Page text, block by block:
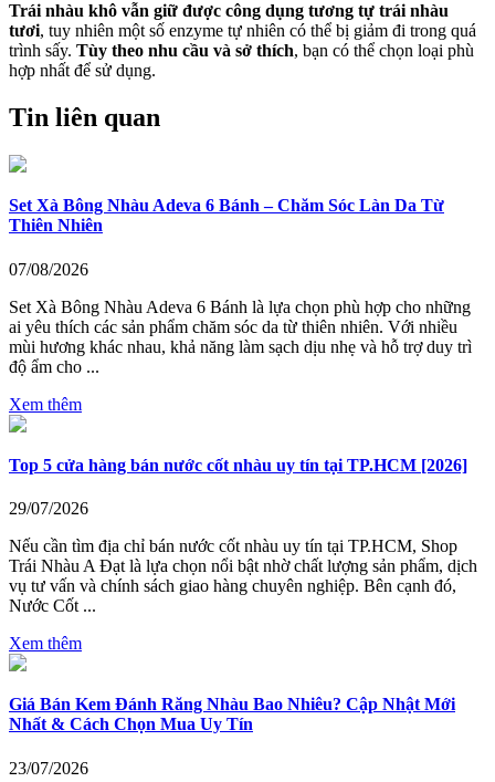
Trái nhàu khô vẫn giữ được công dụng tương tự trái nhàu
tươi, tuy nhiên một số enzyme tự nhiên có thể bị giảm đi trong quá
trình sấy. Tùy theo nhu cầu và sở thích, bạn có thể chọn loại phù
hợp nhất để sử dụng.
Tin liên quan
Set Xà Bông Nhàu Adeva 6 Bánh – Chăm Sóc Làn Da Từ
Thiên Nhiên
07/08/2026
Set Xà Bông Nhàu Adeva 6 Bánh là lựa chọn phù hợp cho những
ai yêu thích các sản phẩm chăm sóc da từ thiên nhiên. Với nhiều
mùi hương khác nhau, khả năng làm sạch dịu nhẹ và hỗ trợ duy trì
độ ẩm cho ...
Xem thêm
Top 5 cửa hàng bán nước cốt nhàu uy tín tại TP.HCM [2026]
29/07/2026
Nếu cần tìm địa chỉ bán nước cốt nhàu uy tín tại TP.HCM, Shop
Trái Nhàu A Đạt là lựa chọn nổi bật nhờ chất lượng sản phẩm, dịch
vụ tư vấn và chính sách giao hàng chuyên nghiệp. Bên cạnh đó,
Nước Cốt ...
Xem thêm
Giá Bán Kem Đánh Răng Nhàu Bao Nhiêu? Cập Nhật Mới
Nhất & Cách Chọn Mua Uy Tín
23/07/2026